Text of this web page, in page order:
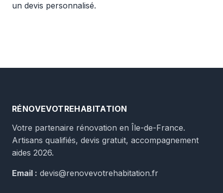
un devis personnalisé.
RÉNOVEVOTREHABITATION
Votre partenaire rénovation en Île-de-France.
Artisans qualifiés, devis gratuit, accompagnement
aides 2026.
Email : devis@renovevotrehabitation.fr